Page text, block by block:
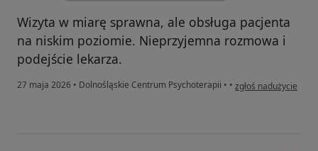
Wizyta w miarę sprawna, ale obsługa pacjenta
na niskim poziomie. Nieprzyjemna rozmowa i
podejście lekarza.
27 maja 2026 • Dolnośląskie Centrum Psychoterapii • • w opinii użytkownika
zgłoś nadużycie